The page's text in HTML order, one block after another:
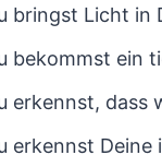
bringst Licht in
bekommst ein
erkennst, dass
erkennst